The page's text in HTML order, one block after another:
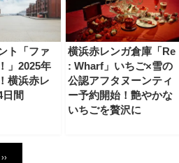
ト「ファ
」2025年
横浜赤レ
間
横浜赤レンガ倉庫「Re
: Wharf」いちご×雪の
公認アフタヌーンティ
ー予約開始！艶やかな
いちごを贅沢に
››